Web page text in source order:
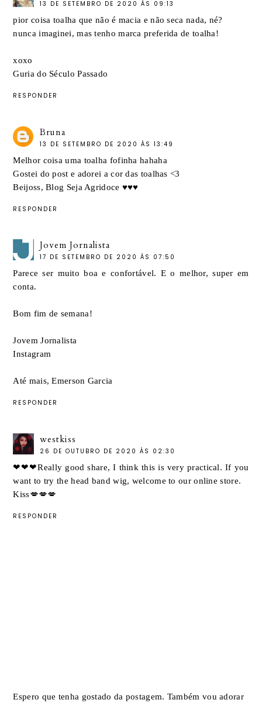
13 DE SETEMBRO DE 2020 ÀS 09:13
pior coisa toalha que não é macia e não seca nada, né?
nunca imaginei, mas tenho marca preferida de toalha!
xoxo
Guria do Século Passado
RESPONDER
Bruna
13 DE SETEMBRO DE 2020 ÀS 13:49
Melhor coisa uma toalha fofinha hahaha
Gostei do post e adorei a cor das toalhas <3
Beijoss,Blog Seja Agridoce ♥️♥️♥️
RESPONDER
Jovem Jornalista
17 DE SETEMBRO DE 2020 ÀS 07:50
Parece ser muito boa e confortável. E o melhor, super em
conta.
Bom fim de semana!
Jovem Jornalista
Instagram
Até mais, Emerson Garcia
RESPONDER
westkiss
26 DE OUTUBRO DE 2020 ÀS 02:30
❤❤❤Really good share, I think this is very practical. If you
want to try thehead band wig, welcome to our online store.
Kiss💋💋💋
RESPONDER
Espero que tenha gostado da postagem. Também vou adorar